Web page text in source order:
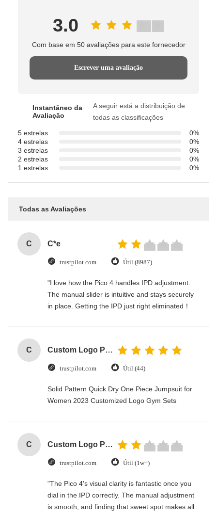
3.0
Com base em 50 avaliações para este fornecedor
Escrever uma avaliação
Instantâneo da
Avaliação
A seguir está a distribuição de
todas as classificações
5 estrelas
0%
4 estrelas
0%
3 estrelas
0%
2 estrelas
0%
1 estrelas
0%
Todas as Avaliações
C C*e
trustpilot.com Útil (8987)
"I love how the Pico 4 handles IPD adjustment.
The manual slider is intuitive and stays securely
in place. Getting the IPD just right eliminated！
C Custom Logo Paper Cardboard Packing Folding White / Black / Rose Gold Luxury Magnetic Gift Box with Ribbon Closure
trustpilot.com Útil (44)
Solid Pattern Quick Dry One Piece Jumpsuit for
Women 2023 Customized Logo Gym Sets
C Custom Logo Paper Cardboard Packing Folding White / Black / Rose Gold Luxury Magnetic Gift Box with Ribbon Closure
trustpilot.com Útil (1w+)
"The Pico 4's visual clarity is fantastic once you
dial in the IPD correctly. The manual adjustment
is smooth, and finding that sweet spot makes all